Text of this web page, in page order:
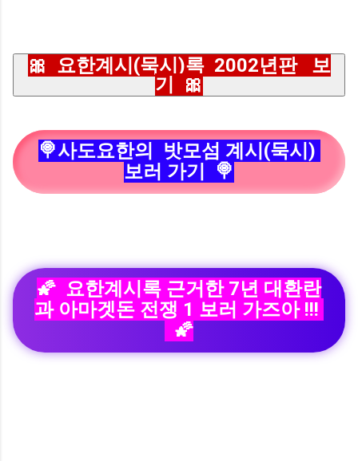
🎀 요한계시(묵시)록 2002년판 보
기
🎀
🍭사도요한의 밧모섬 계시(묵시)
보러 가기 🍭
🌠 요한계시록 근거한 7년 대환란
과 아마겟돈 전쟁 1 보러 가즈아 !!!
🌠